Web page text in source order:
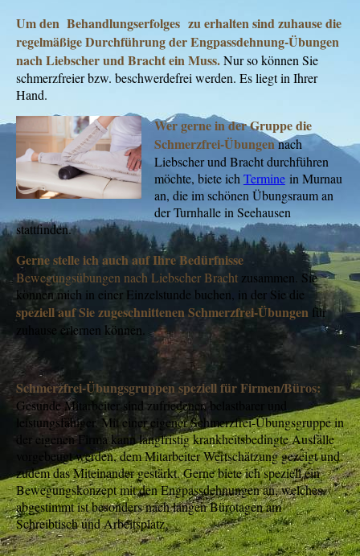
Um den Behandlungserfolges zu erhalten sind zuhause die
regelmäßige Durchführung der Engpassdehnung-Übungen
nach Liebscher und Bracht ein Muss.Nur so können Sie
schmerzfreier bzw. beschwerdefrei werden. Es liegt in Ihrer
Hand.
Wer gerne in der Gruppe die
Schmerzfrei-Übungennach
Liebscher und Bracht durchführen
möchte, biete ich Terminein Murnau
an, die im schönen Übungsraum an
der Turnhalle in Seehausen
stattfinden.
Gerne stelle ich auch aufIhre Bedürfnisse
Bewegungsübungen nach Liebscher Bracht zusammen. Sie
können mich in einer Einzelstunde buchen, in der Sie die
speziell auf Sie zugeschnittenen Schmerzfrei-Übungen für
zuhause erlernen können.
Schmerzfrei-Übungsgruppen speziell für Firmen/Büros:
Gesunde Mitarbeiter sind zufriedener, belastbarer und
leistungsfähiger. Mit einer eigener Schmerzfrei-Übungsgruppe in
der eigenen Firma kann langfristig krankheitsbedingte Ausfälle
vorgebeugt werden, dem Mitarbeiter Wertschätzung gezeigt und
zudem das Miteinander gestärkt. Gerne biete ich speziell ein
Bewegungskonzept mit den Engpassdehnungen an, welches
abgestimmt ist besonders nach langen Bürotagen am
Schreibtisch und Arbeitsplatz.